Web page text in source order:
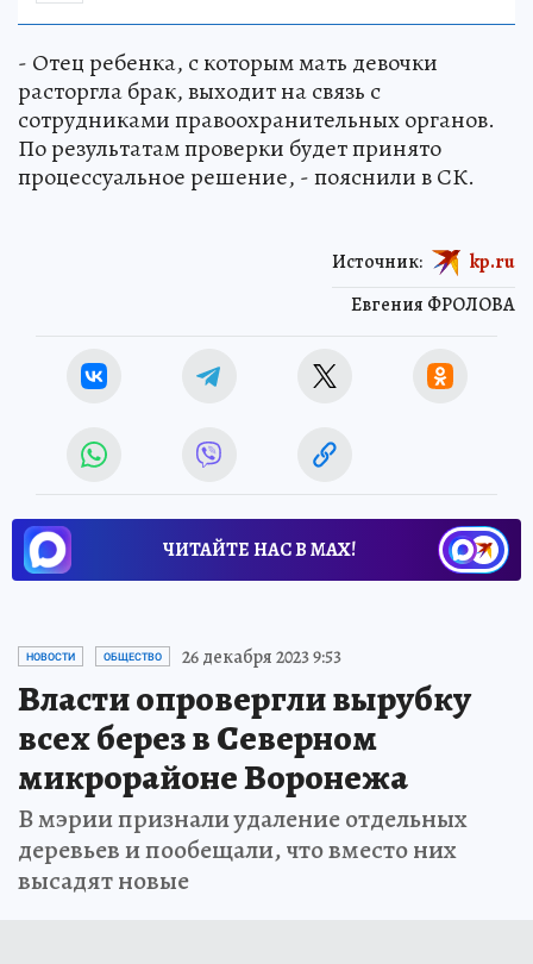
- Отец ребенка, с которым мать девочки
расторгла брак, выходит на связь с
сотрудниками правоохранительных органов.
По результатам проверки будет принято
процессуальное решение, - пояснили в СК.
Евгения ФРОЛОВА
Источник: kp.ru
ЧИТАЙТЕ НАС В МАХ!
НОВОСТИ ОБЩЕСТВО 26 декабря 2023 9:53
Власти опровергли вырубку
всех берез в Северном
микрорайоне Воронежа
В мэрии признали удаление отдельных
деревьев и пообещали, что вместо них
высадят новые